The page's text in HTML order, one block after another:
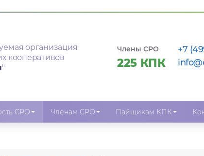
организация
кооперативов
"
Члены СРО
225 КПК
+7
СРО Членам СРО Пайщикам КПК